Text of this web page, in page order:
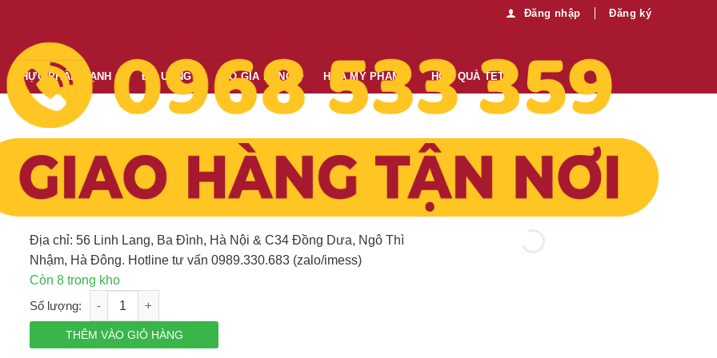
Đăng nhập Đăng ký
THỰC PHẨM LẠNH ĐỒ UỐNG ĐỒ GIA DỤNG HÓA MỸ PHẨM HỘP QUÀ TẾT
0
out
of
Sirô Kiwi hiệu MONIN – chai 70CL
284,700₫
Giá
là:
284,700₫.
219,000₫Giá
tại
Địa chỉ: 56 Linh Lang, Ba Đình, Hà Nội & C34 Đồng Dưa, Ngô Thì
Nhậm, Hà Đông. Hotline tư vấn 0989.330.683 (zalo/imess)
Còn 8 trong kho
Sirô Kiwi hiệu MONIN - chai 70CL số lượng
THÊM VÀO GIỎ HÀNG
Thông tin thêm:
Mua sỉ vui lòng liên hệ chúng tôi:
0989.330.683 Gửi tin nhắn